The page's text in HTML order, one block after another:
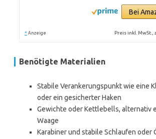
Bei
* Anzeige Preis inkl. MwSt.,
Benötigte Materialien
Stabile Verankerungspunkt wie eine
oder ein gesicherter Haken
Gewichte oder Kettlebells, alternativ
Waage
Karabiner und stabile Schlaufen oder